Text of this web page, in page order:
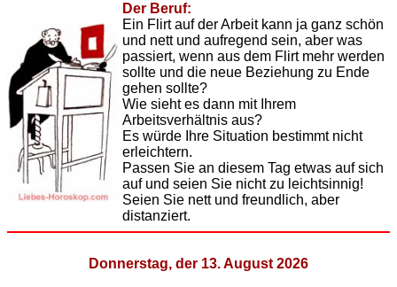
Der Beruf:
Ein Flirt auf der Arbeit kann ja ganz schön
und nett und aufregend sein, aber was
passiert, wenn aus dem Flirt mehr werden
sollte und die neue Beziehung zu Ende
gehen sollte?
Wie sieht es dann mit Ihrem
Arbeitsverhältnis aus?
Es würde Ihre Situation bestimmt nicht
erleichtern.
Passen Sie an diesem Tag etwas auf sich
auf und seien Sie nicht zu leichtsinnig!
Seien Sie nett und freundlich, aber
distanziert.
Donnerstag, der 13. August 2026